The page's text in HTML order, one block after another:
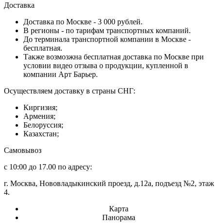
Доставка
Доставка по Москве - 3 000 рублей.
В регионы - по тарифам транспортных компаний.
До терминала транспортной компании в Москве -
бесплатная.
Также возмозжна бесплатная доставка по Москве при
условии видео отзыва о продукции, купленной в
компании Арт Барьер.
Осуществляем доставку в страны СНГ:
Киргизия;
Армения;
Белоруссия;
Казахстан;
Самовывоз
с 10:00 до 17.00 по адресу:
г. Москва, Нововладыкинский проезд, д.12а, подъезд №2, этаж
4.
Карта
Панорама